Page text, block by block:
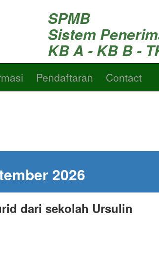
SPMB
Sistem
KB A - KB B -
Pendaftaran Contact
2026
dari sekolah Ursulin